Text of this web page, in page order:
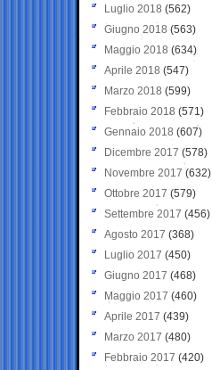
Luglio 2018 (562)
Giugno 2018 (563)
Maggio 2018 (634)
Aprile 2018 (547)
Marzo 2018 (599)
Febbraio 2018 (571)
Gennaio 2018 (607)
Dicembre 2017 (578)
Novembre 2017 (632)
Ottobre 2017 (579)
Settembre 2017 (456)
Agosto 2017 (368)
Luglio 2017 (450)
Giugno 2017 (468)
Maggio 2017 (460)
Aprile 2017 (439)
Marzo 2017 (480)
Febbraio 2017 (420)